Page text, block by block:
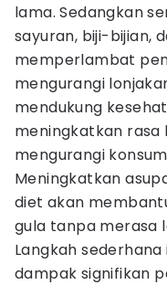
lama. Sedangkan
sayuran, biji-bijian,
memperlambat
mengurangi
mendukung
meningkatkan rasa
mengurangi
Meningkatkan
diet akan
gula tanpa merasa
Langkah
dampak signifikan